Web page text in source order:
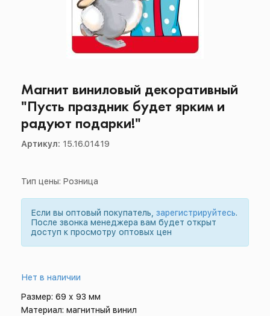
Магнит виниловый декоративный
"Пусть праздник будет ярким и
радуют подарки!"
Артикул: 15.16.01419
Тип цены: Розница
Если вы оптовый покупатель, зарегистрируйтесь.
После звонка менеджера вам будет открыт
доступ к просмотру оптовых цен
Нет в наличии
Размер: 69 х 93 мм
Материал: магнитный винил